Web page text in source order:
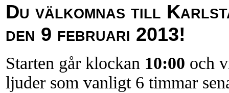
Du välkomnas till
den 9 februari 2013!
Starten går klockan 10:00 och
ljuder som vanligt 6 timmar